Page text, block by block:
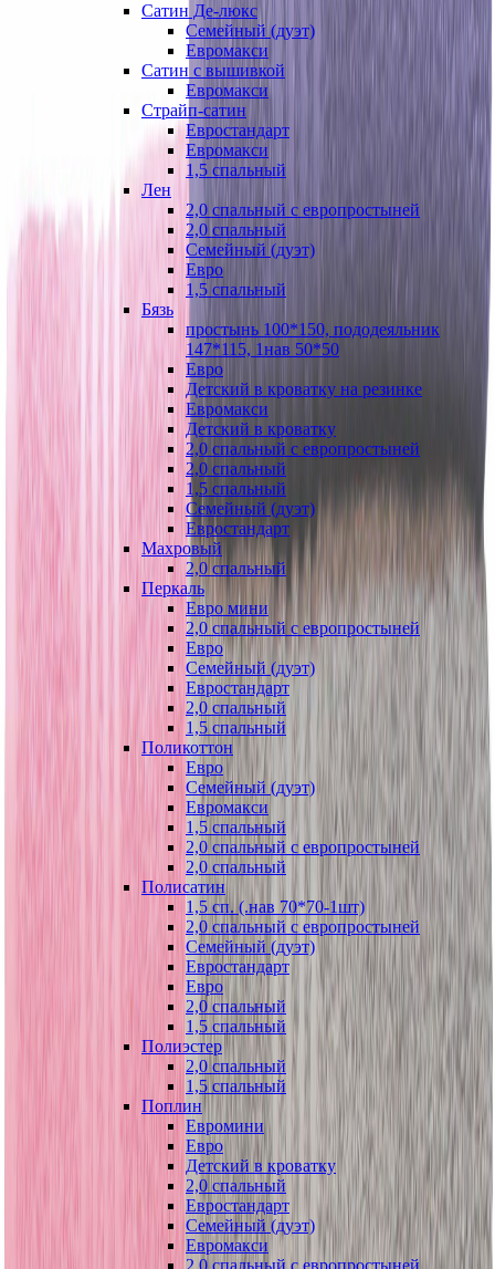
Сатин Де-люкс
Семейный (дуэт)
Евромакси
Сатин с вышивкой
Евромакси
Страйп-сатин
Евростандарт
Евромакси
1,5 спальный
Лен
2,0 спальный с европростыней
2,0 спальный
Семейный (дуэт)
Евро
1,5 спальный
Бязь
простынь 100*150, пододеяльник
147*115, 1нав 50*50
Евро
Детский в кроватку на резинке
Евромакси
Детский в кроватку
2,0 спальный с европростыней
2,0 спальный
1,5 спальный
Семейный (дуэт)
Евростандарт
Махровый
2,0 спальный
Перкаль
Евро мини
2,0 спальный с европростыней
Евро
Семейный (дуэт)
Евростандарт
2,0 спальный
1,5 спальный
Поликоттон
Евро
Семейный (дуэт)
Евромакси
1,5 спальный
2,0 спальный с европростыней
2,0 спальный
Полисатин
1,5 сп. (.нав 70*70-1шт)
2,0 спальный с европростыней
Семейный (дуэт)
Евростандарт
Евро
2,0 спальный
1,5 спальный
Полиэстер
2,0 спальный
1,5 спальный
Поплин
Евромини
Евро
Детский в кроватку
2,0 спальный
Евростандарт
Семейный (дуэт)
Евромакси